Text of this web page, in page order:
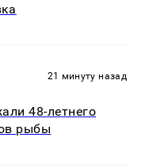
21 минуту назад
48-летнего
рыбы